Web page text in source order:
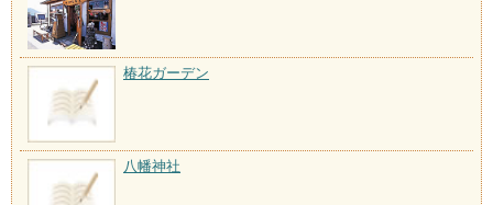
椿花ガーデン
八幡神社